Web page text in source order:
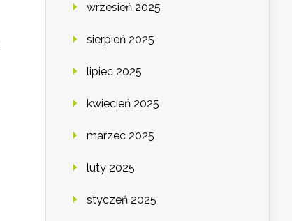
wrzesień 2025
sierpień 2025
lipiec 2025
kwiecień 2025
marzec 2025
luty 2025
styczeń 2025